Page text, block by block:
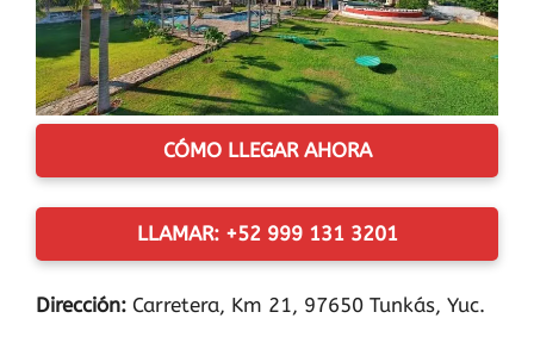
CÓMO LLEGAR AHORA
LLAMAR: +52 999 131 3201
Dirección: Carretera, Km 21, 97650 Tunkás, Yuc.